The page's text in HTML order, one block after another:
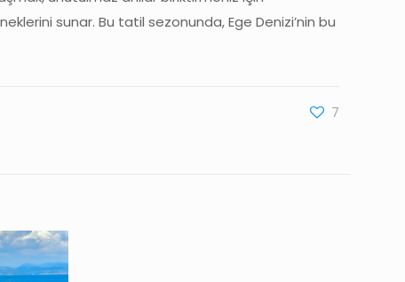
sunar. Bu tatil sezonunda, Ege Denizi’nin bu
7